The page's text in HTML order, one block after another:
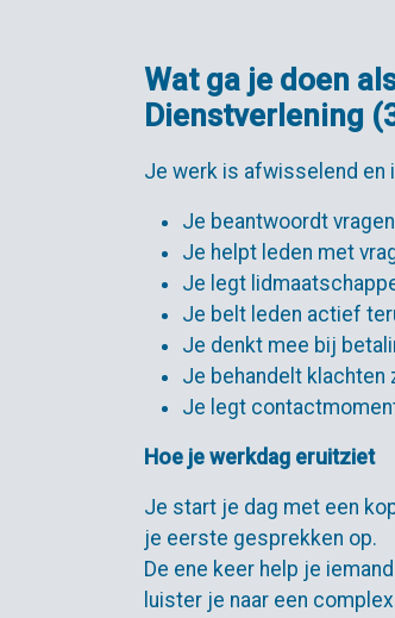
Wat ga je doen
Dienstverlening
Je werk is afwisselend en
Je beantwoordt
Je helpt leden met
Je legt
Je belt leden actief
Je denkt mee bij
Je behandelt
Je legt
Hoe je werkdag eruitziet
Je start je dag met een
je eerste gesprekken op.
De ene keer help je
luister je naar een